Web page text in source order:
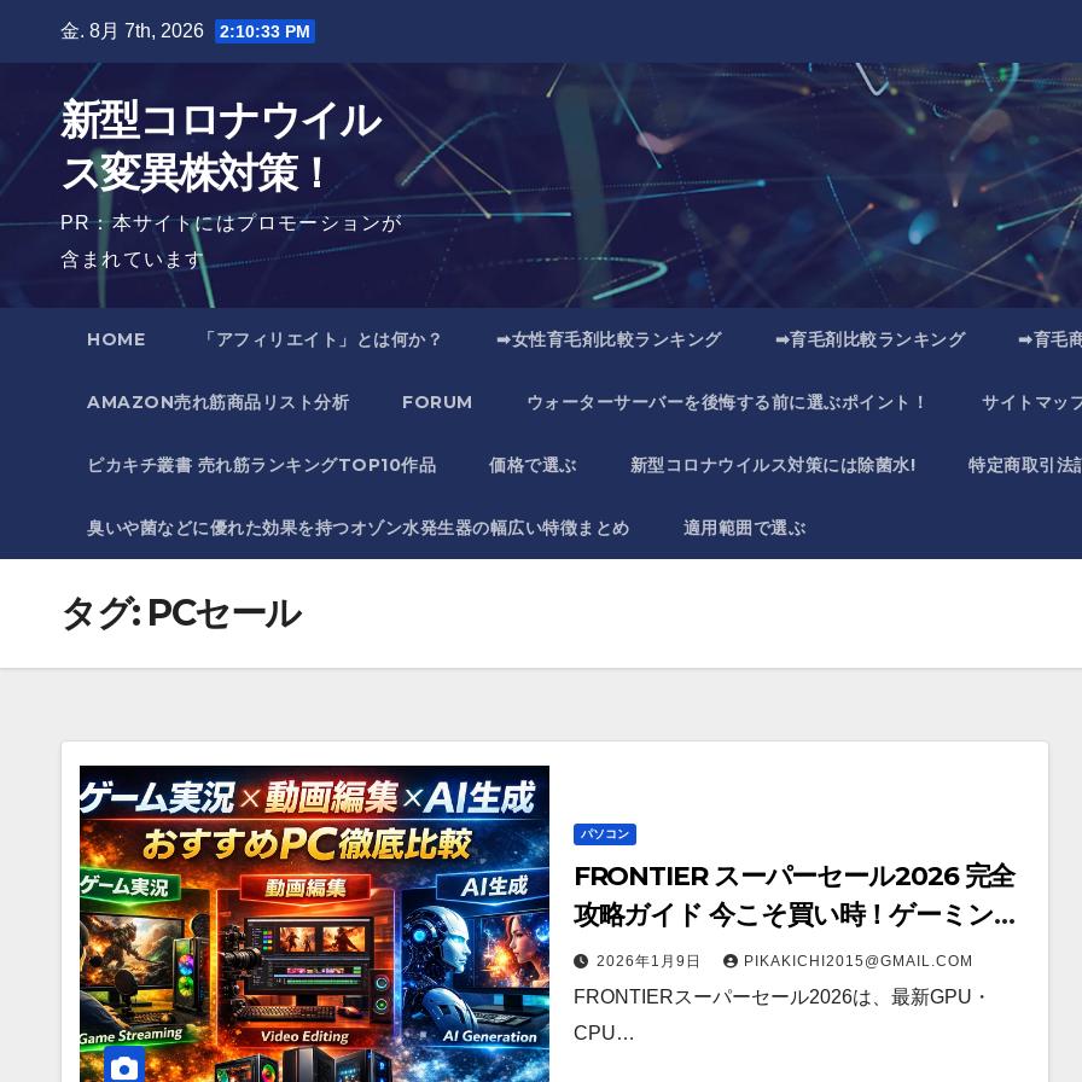
金. 8月 7th, 2026 2:10:34 PM
新型コロナウイル
ス変異株対策！
PR：本サイトにはプロモーションが
含まれています
HOME 「アフィリエイト」とは何か？ ➡女性育毛剤比較ランキング ➡育毛剤比較ランキング ➡育毛
AMAZON売れ筋商品リスト分析 FORUM ウォーターサーバーを後悔する前に選ぶポイント！ サイトマッ
ピカキチ叢書 売れ筋ランキングTOP10作品 価格で選ぶ 新型コロナウイルス対策には除菌水! 特定商取引法
臭いや菌などに優れた効果を持つオゾン水発生器の幅広い特徴まとめ 適用範囲で選ぶ
タグ: PCセール
パソコン
FRONTIER スーパーセール2026 完全
攻略ガイド 今こそ買い時！ゲーミング
PC・高性能BTOを最安で手に入れる方
法
2026年1月9日 PIKAKICHI2015@GMAIL.COM
FRONTIERスーパーセール2026は、最新GPU・
CPU…